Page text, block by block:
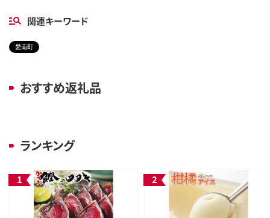
関連キーワード
愛南町
おすすめ返礼品
ランキング